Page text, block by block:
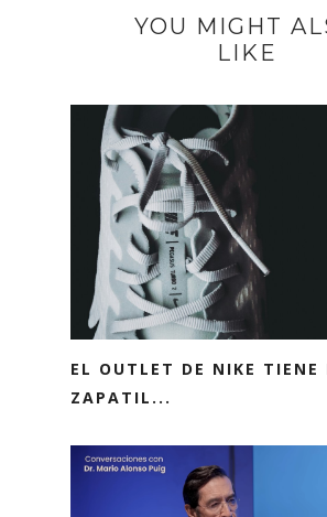
YOU MIGHT
LIKE
EL OUTLET DE NIKE TIENE
ZAPATIL...